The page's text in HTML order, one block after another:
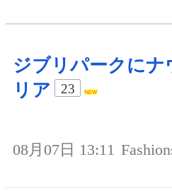
ジブリパークにナ
リア
23
08月07日 13:11